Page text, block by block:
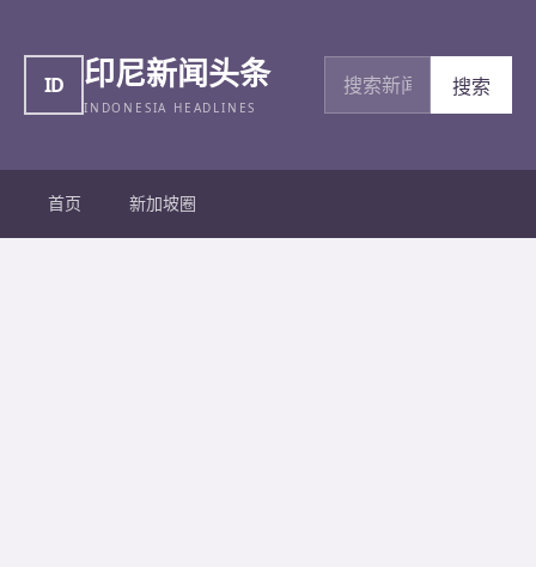
ID 印尼新闻头条
INDONESIA HEADLINES
搜索新闻
搜索
首页 新加坡圈